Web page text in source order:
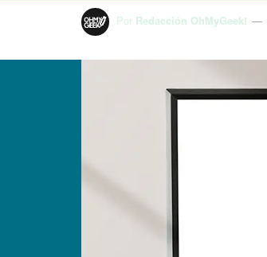
Por Redacción OhMyGeek!